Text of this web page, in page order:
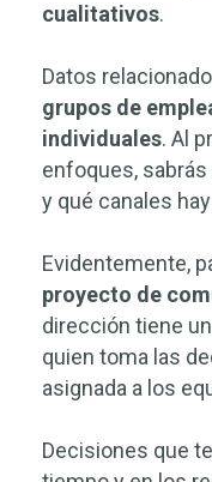
cualitativos.
Datos
grupos de
individuales. Al
enfoques,
y qué canales
Evidentemente,
proyecto de
dirección tiene
quien toma las
asignada a los
Decisiones que